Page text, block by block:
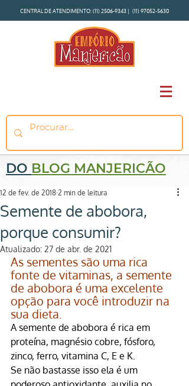
CENTRAL DE ATENDIMENTO:(11) 2506-9343 | (11) 97052-5630
DO BLOG MANJERICÃO
Semente de abobora,
porque consumir?
12 de fev. de 2018 2 min de leitura
Atualizado: 27 de abr. de 2021
As sementes são uma rica
fonte de vitaminas, a semente
de abobora é uma excelente
opção para você introduzir na
sua dieta.
A semente de abobora é rica em
proteína, magnésio cobre, fósforo,
zinco, ferro, vitamina C, E e K.
Se não bastasse isso ela é um